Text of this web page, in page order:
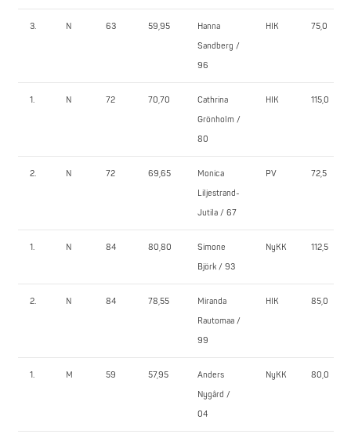
3. N 63 59,95
Hanna
Sandberg /
96
HIK 75,0
1. N 72 70,70
Cathrina
Grönholm /
80
HIK 115,0
2. N 72 69,65
Monica
Liljestrand-
Jutila / 67
PV 72,5
1. N 84 80,80
Simone
Björk / 93
NyKK 112,5
2. N 84 78,55
Miranda
Rautomaa /
99
HIK 85,0
1. M 59 57,95
Anders
Nygård /
04
NyKK 80,0